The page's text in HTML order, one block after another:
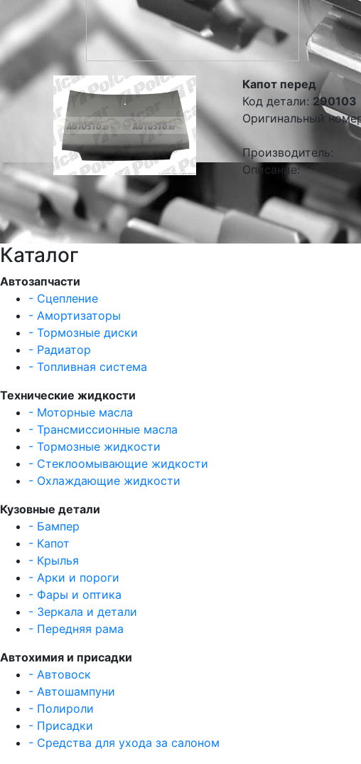
Капот перед
Код детали: 290103
Оригинальный
Производитель:
Описание:
Каталог
Автозапчасти
- Сцепление
- Амортизаторы
- Тормозные диски
- Радиатор
- Топливная система
Технические жидкости
- Моторные масла
- Трансмиссионные масла
- Тормозные жидкости
- Стеклоомывающие жидкости
- Охлаждающие жидкости
Кузовные детали
- Бампер
- Капот
- Крылья
- Арки и пороги
- Фары и оптика
- Зеркала и детали
- Передняя рама
Автохимия и присадки
- Автовоск
- Автошампуни
- Полироли
- Присадки
- Средства для ухода за салоном